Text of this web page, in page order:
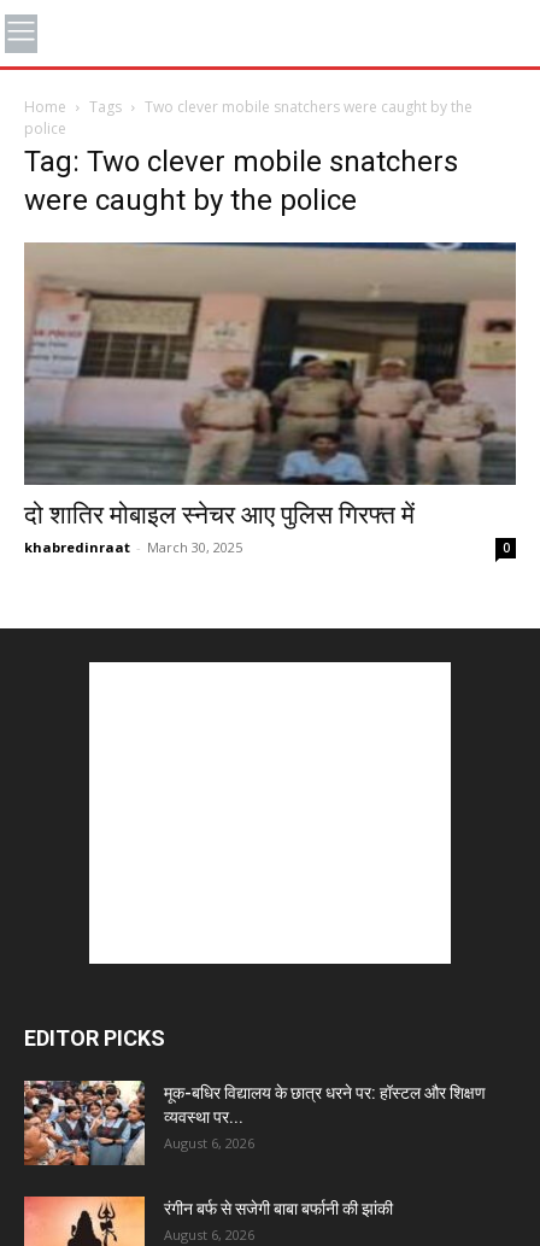
Home Tags
Two clever mobile snatchers were caught by the
police
Tag: Two clever mobile snatchers
were caught by the police
दो शातिर मोबाइल स्नेचर आए पुलिस गिरफ्त में
khabredinraat - March 30, 2025 0
EDITOR PICKS
मूक-बधिर विद्यालय के छात्र धरने पर: हॉस्टल और शिक्षण
व्यवस्था पर...
August 6, 2026
रंगीन बर्फ से सजेगी बाबा बर्फानी की झांकी
August 6, 2026